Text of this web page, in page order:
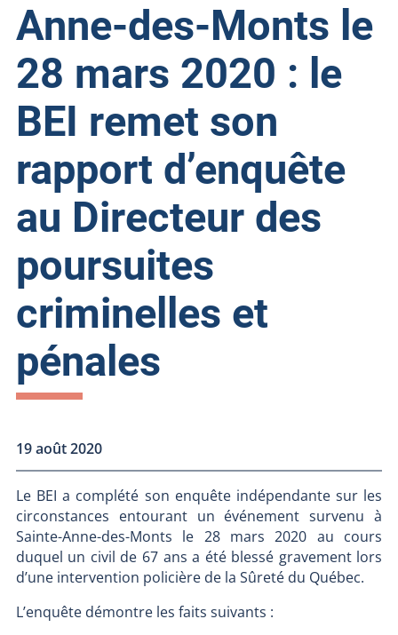
Anne-des-Monts le
28 mars 2020 : le
BEI remet son
rapport d’enquête
au Directeur des
poursuites
criminelles et
pénales
19 août 2020
Le BEI a complété son enquête indépendante sur les
circonstances entourant un événement survenu à
Sainte-Anne-des-Monts le 28 mars 2020 au cours
duquel un civil de 67 ans a été blessé gravement lors
d’une intervention policière de la Sûreté du Québec.
L’enquête démontre les faits suivants :